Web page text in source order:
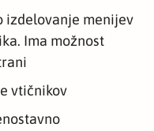
izdelovanje menijev
Ima možnost
vtičnikov